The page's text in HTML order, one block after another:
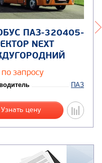
ПАЗ-320405-
NEXT
запросу
ПАЗ
Узнать цену